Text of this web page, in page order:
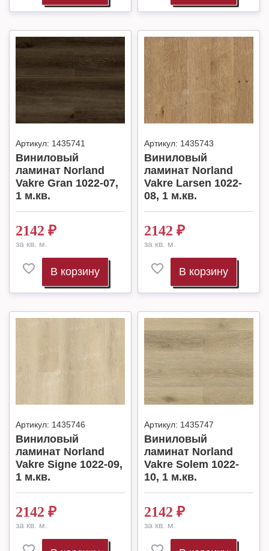
Артикул: 1435741
Виниловый
ламинат Norland
Vakre Gran 1022-07,
1 м.кв.
2142 ₽
за кв. м.
В корзину
Артикул: 1435743
Виниловый
ламинат Norland
Vakre Larsen 1022-
08, 1 м.кв.
2142 ₽
за кв. м.
В корзину
Артикул: 1435746
Виниловый
ламинат Norland
Vakre Signe 1022-09,
1 м.кв.
2142 ₽
за кв. м.
Артикул: 1435747
Виниловый
ламинат Norland
Vakre Solem 1022-
10, 1 м.кв.
2142 ₽
за кв. м.